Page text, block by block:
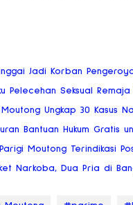
Jadi Korban
Pelecehan Seksual
Ungkap 30 Kasus
Bantuan Hukum Gratis
Moutong Terindikasi
Narkoba, Dua Pria di